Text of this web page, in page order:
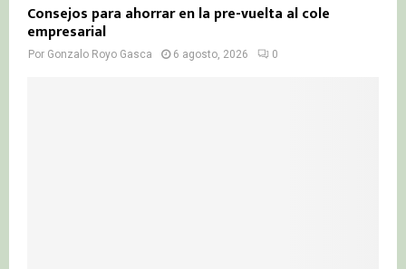
Consejos para ahorrar en la pre-vuelta al cole
empresarial
Por Gonzalo Royo Gasca 6 agosto, 2026 0